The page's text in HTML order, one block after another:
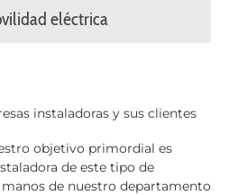
eléctrica
objetivo primordial es
de este tipo de
de nuestro departamento